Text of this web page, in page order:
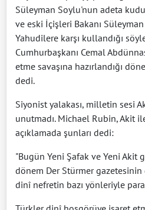
Süleyman Soylu'nun adeta
ve eski İçişleri Bakanı
Yahudilere karşı kullandığı
Cumhurbaşkanı Cemal
etme savaşına hazırlandığı
dedi.
Siyonist yalakası, milletin sesi
unutmadı. Michael Rubin, Akit
açıklamada şunları dedi:
"Bugün Yeni Şafak ve Yeni Akit
dönem Der Stürmer
dinî nefretin bazı yönleriyle